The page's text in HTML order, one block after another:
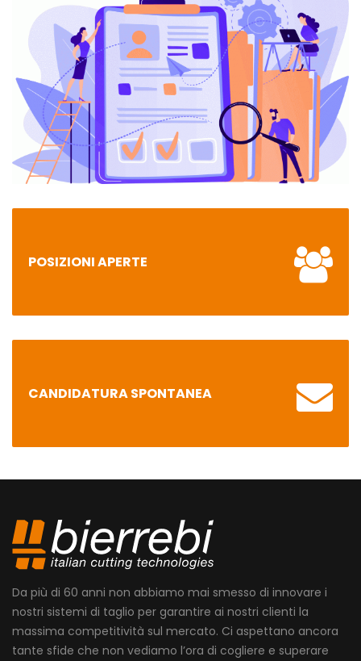
POSIZIONI APERTE
CANDIDATURA SPONTANEA
Da più di 60 anni non abbiamo mai smesso di innovare i
nostri sistemi di taglio per garantire ai nostri clienti la
massima competitività sul mercato. Ci aspettano ancora
tante sfide che non vediamo l’ora di cogliere e superare